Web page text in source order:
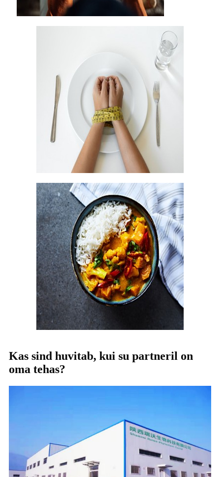
Kas sind huvitab, kui su partneril on
oma tehas?